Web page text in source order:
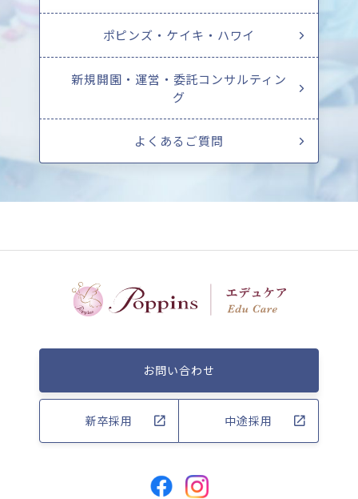
ポピンズ・ケイキ・ハワイ
新規開園・運営・委託コンサルティン
グ
よくあるご質問
お問い合わせ
新卒採用 中途採用